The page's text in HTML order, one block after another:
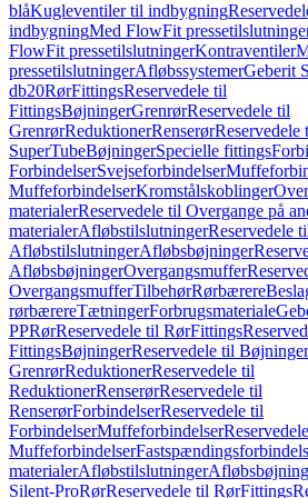
blåKugleventiler til indbygning
indbygningMed FlowFit
FlowFit pressetilslutningerKontraventiler
pressetilslutningerAfløbssystemerGeberit
db20RørFittingsReservedele til
FittingsBøjningerGrenrørReservedele til
GrenrørReduktionerRenserørReservedele
SuperTubeBøjningerSpecielle fittings
ForbindelserSvejseforbindelser
MuffeforbindelserKromstålskoblinger
materialerReservedele til Overgange på
materialerAfløbstilslutningerReservedele
AfløbstilslutningerAfløbsbøjninger
AfløbsbøjningerOvergangsmuffer
OvergangsmufferTilbehørRørbærere
rørbærereTætningerForbrugsmateriale
PPRørReservedele til RørFittings
FittingsBøjningerReservedele til Bøjninger
GrenrørReduktionerReservedele til
ReduktionerRenserørReservedele til
RenserørForbindelserReservedele til
ForbindelserMuffeforbindelser
Muffeforbindelser
materialerAfløbstilslutninger
Silent-ProRørReservedele til RørFittings